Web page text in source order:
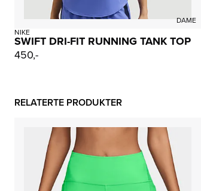
DAME
NIKE
SWIFT DRI-FIT RUNNING TANK TOP
450,-
RELATERTE PRODUKTER